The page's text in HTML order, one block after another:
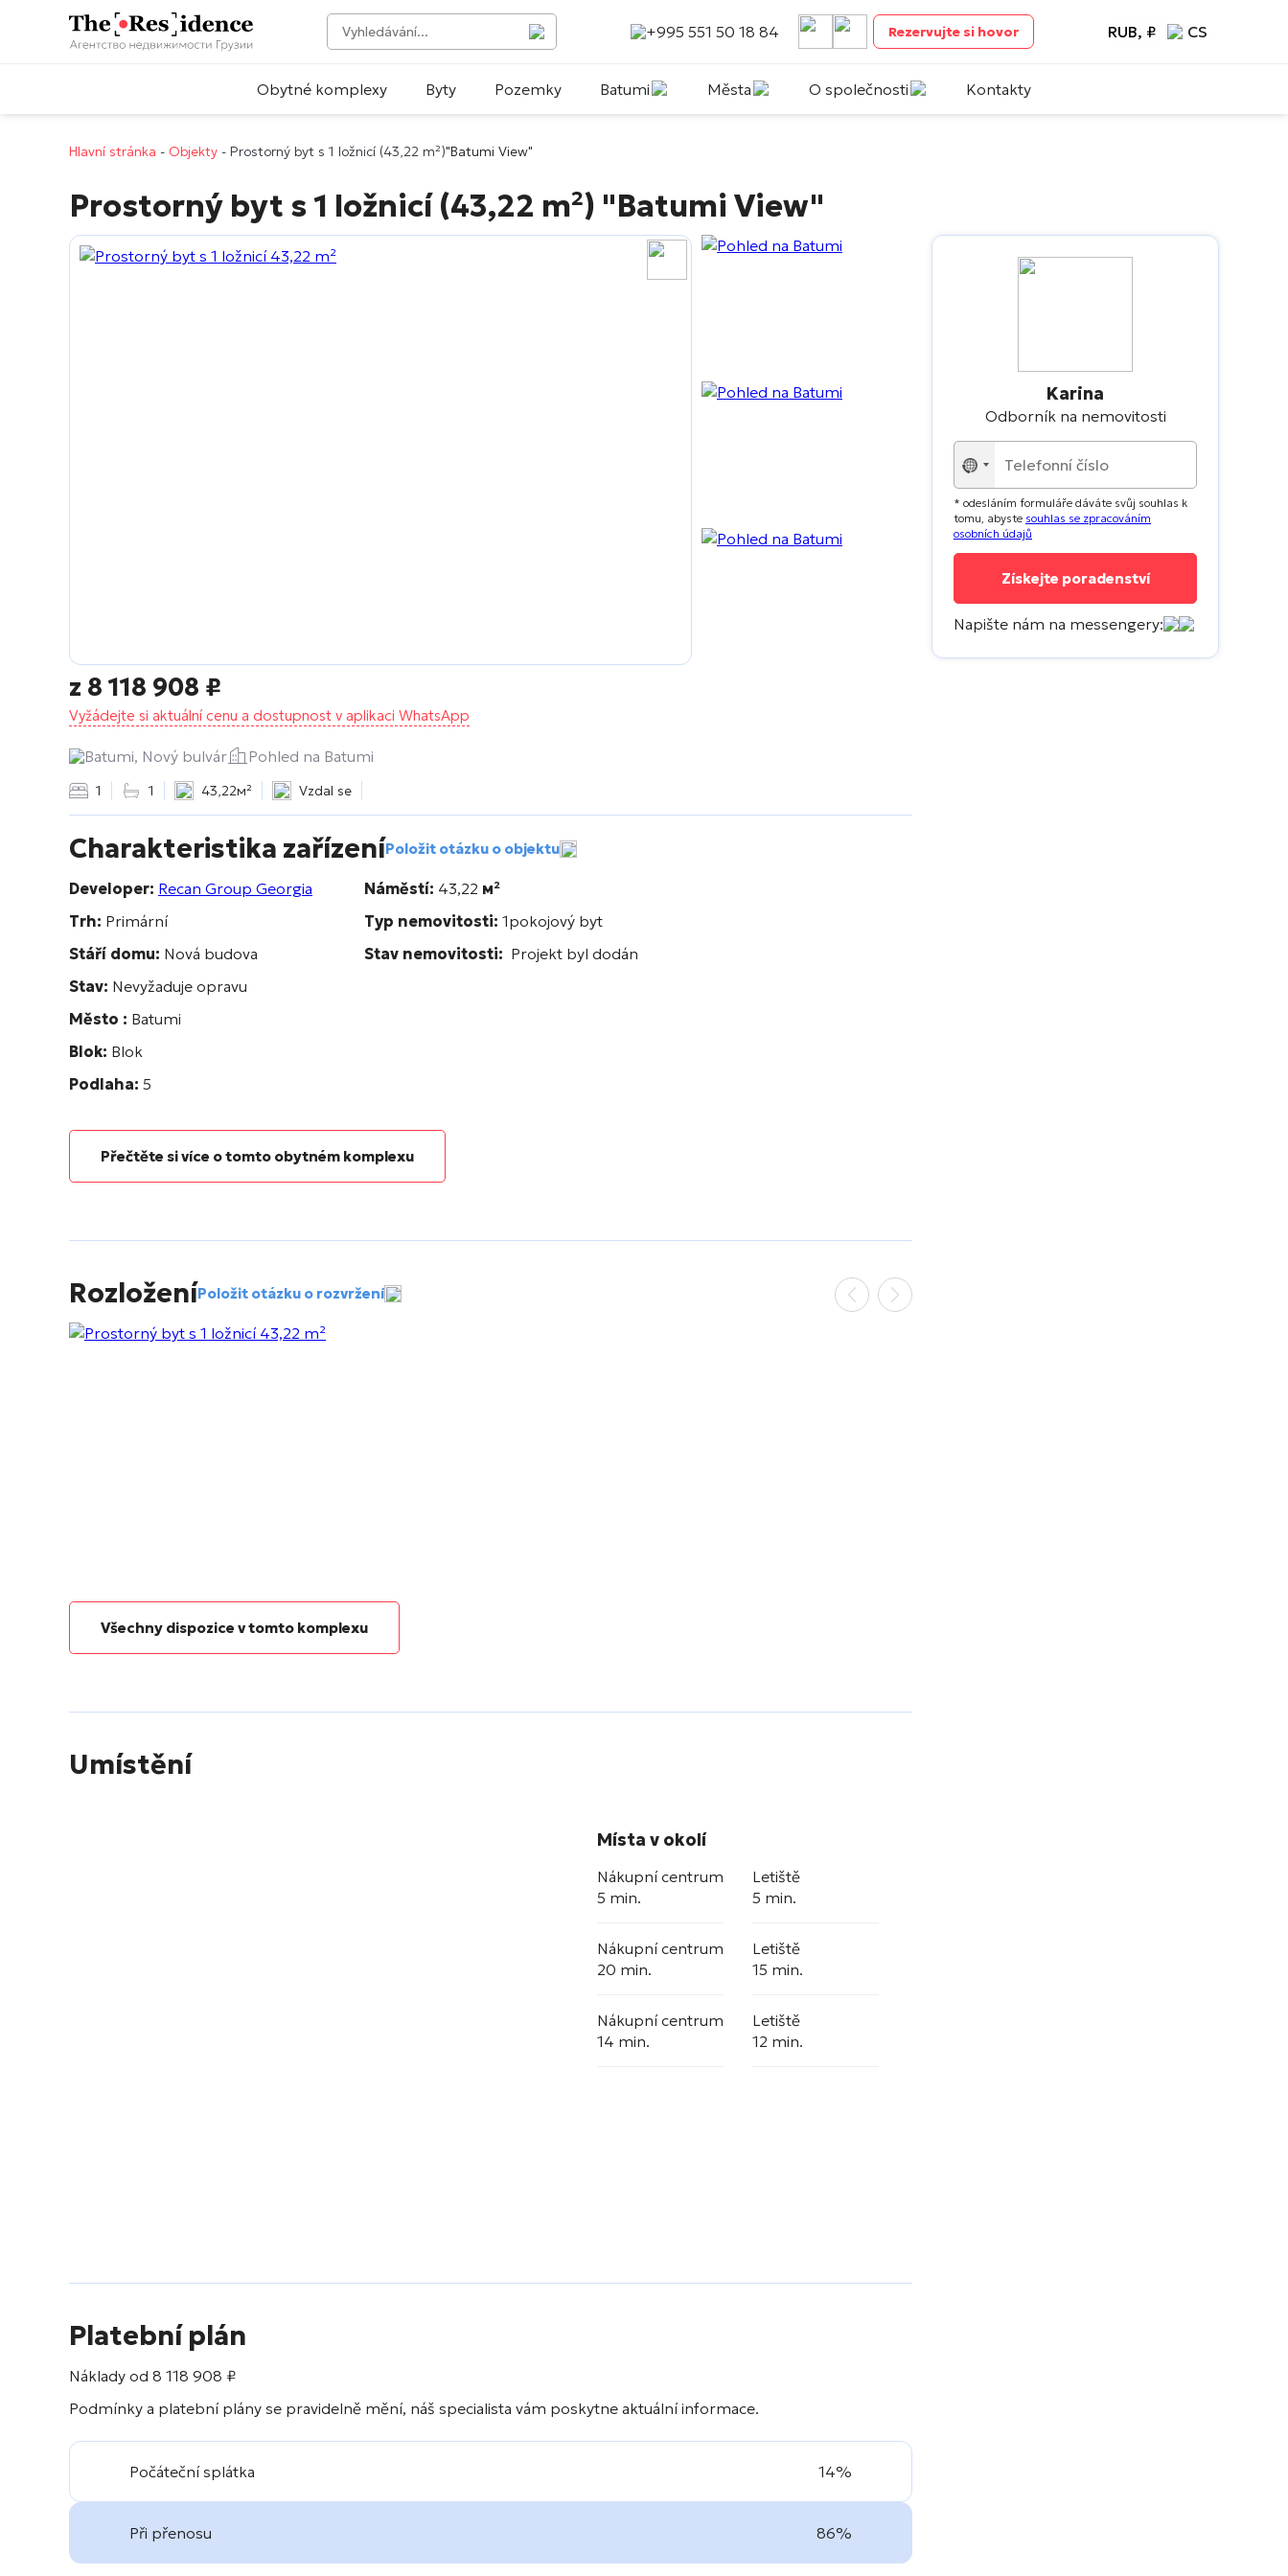
+995 551 50 18 84 Rezervujte si hovor RUB, ₽ CS
Obytné komplexy Byty Pozemky Batumi Města O společnosti Kontakty
Hlavní stránka - Objekty - Prostorný byt s 1 ložnicí (43,22 m²)"Batumi View"
Prostorný byt s 1 ložnicí (43,22 m²) "Batumi View"
z 8 118 908 ₽
Vyžádejte si aktuální cenu a dostupnost v aplikaci WhatsApp
Batumi, Nový bulvár Pohled na Batumi
1 1 43,22м² Vzdal se
Charakteristika zařízeníPoložit otázku o objektu
Developer: Recan Group Georgia
Trh: Primární
Stáří domu: Nová budova
Stav: Nevyžaduje opravu
Město : Batumi
Blok: Blok
Podlaha: 5
Náměstí: 43,22 м²
Typ nemovitosti: 1pokojový byt
Stav nemovitosti: Projekt byl dodán
Přečtěte si více o tomto obytném komplexu
RozloženíPoložit otázku o rozvržení
Všechny dispozice v tomto komplexu
Umístění
Místa v okolí
Nákupní centrum
5 min.
Letiště
5 min.
Nákupní centrum
20 min.
Letiště
15 min.
Nákupní centrum
14 min.
Letiště
12 min.
Platební plán
Náklady od 8 118 908 ₽
Podmínky a platební plány se pravidelně mění, náš specialista vám poskytne aktuální informace.
Počáteční splátka 14%
Při přenosu 86%
Karina
Odborník na nemovitosti
No
country
selected
* odesláním formuláře dáváte svůj souhlas k
tomu, abyste souhlas se zpracováním
osobních údajů
Napište nám na messengery: